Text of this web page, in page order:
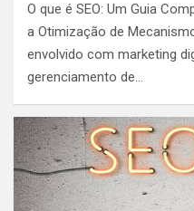
O que é SEO: Um Guia
a Otimização de
envolvido com marketing
gerenciamento de…